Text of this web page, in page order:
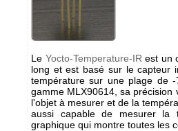
Le Yocto-Temperature-IR est un
long et est basé sur le capteur
température sur une plage de
gamme MLX90614, sa précision
l'objet à mesurer et de la
aussi capable de mesurer la
graphique qui montre toutes les